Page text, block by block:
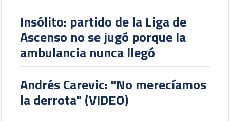
Insólito: partido de la Liga de
Ascenso no se jugó porque la
ambulancia nunca llegó
Andrés Carevic: "No merecíamos
la derrota" (VIDEO)